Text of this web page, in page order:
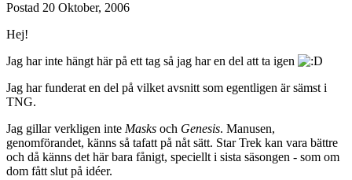
Postad 20 Oktober, 2006
Hej!
Jag har inte hängt här på ett tag så jag har en del att ta igen
Jag har funderat en del på vilket avsnitt som egentligen är sämst i
TNG.
Jag gillar verkligen inte Masks och Genesis. Manusen,
genomförandet, känns så tafatt på nåt sätt. Star Trek kan vara bättre
och då känns det här bara fånigt, speciellt i sista säsongen - som om
dom fått slut på idéer.